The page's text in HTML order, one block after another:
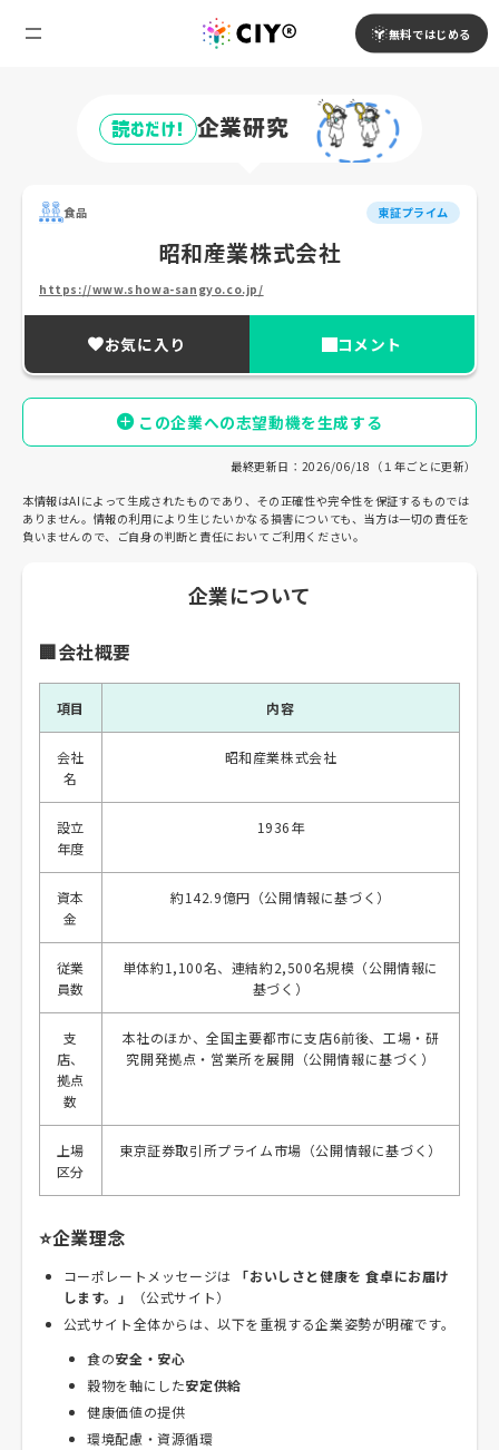
無料ではじめる
読むだけ! 企業研究
食品 東証プライム
昭和産業株式会社
https://www.showa-sangyo.co.jp/
お気に入り コメント
この企業への志望動機を生成する
最終更新日：2026/06/18（１年ごとに更新）
本情報はAIによって生成されたものであり、その正確性や完全性を保証するものでは
ありません。情報の利用により生じたいかなる損害についても、当方は一切の責任を
負いませんので、ご自身の判断と責任においてご利用ください。
企業について
🏢会社概要
項目 内容
会社
名
昭和産業株式会社
設立
年度
1936年
資本
金
約142.9億円（公開情報に基づく）
従業
員数
単体約1,100名、連結約2,500名規模（公開情報に
基づく）
支
店、
拠点
数
本社のほか、全国主要都市に支店6前後、工場・研
究開発拠点・営業所を展開（公開情報に基づく）
上場
区分
東京証券取引所プライム市場（公開情報に基づく）
⭐企業理念
コーポレートメッセージは
「おいしさと健康を 食卓にお届け
します。」
（公式サイト）
公式サイト全体からは、以下を重視する企業姿勢が明確です。
食の安全・安心
穀物を軸にした安定供給
健康価値の提供
環境配慮・資源循環